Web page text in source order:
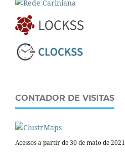
CONTADOR DE VISITAS
Acessos a partir de 30 de maio de 2021